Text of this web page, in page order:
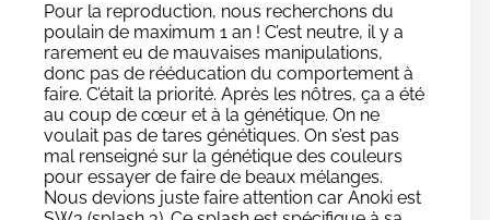
Pour la reproduction, nous recherchons du
poulain de maximum 1 an ! C’est neutre, il y a
rarement eu de mauvaises manipulations,
donc pas de rééducation du comportement à
faire. C’était la priorité. Après les nôtres, ça a été
au coup de cœur et à la génétique. On ne
voulait pas de tares génétiques. On s’est pas
mal renseigné sur la génétique des couleurs
pour essayer de faire de beaux mélanges.
Nous devions juste faire attention car Anoki est